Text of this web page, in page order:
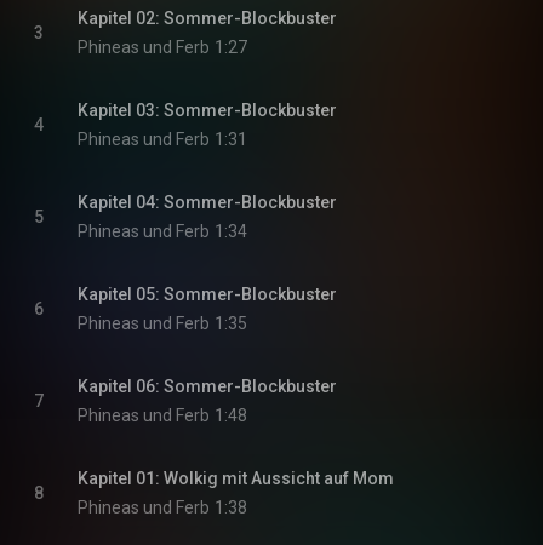
3
Kapitel 02: Sommer-Blockbuster
Phineas und Ferb 1:27
4
Kapitel 03: Sommer-Blockbuster
Phineas und Ferb 1:31
5
Kapitel 04: Sommer-Blockbuster
Phineas und Ferb 1:34
6
Kapitel 05: Sommer-Blockbuster
Phineas und Ferb 1:35
7
Kapitel 06: Sommer-Blockbuster
Phineas und Ferb 1:48
8
Kapitel 01: Wolkig mit Aussicht auf Mom
Phineas und Ferb 1:38